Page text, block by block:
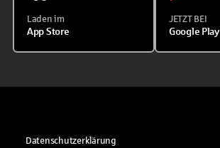
Laden im
App Store
JETZT BEI
Google Play
Datenschutzerklärung